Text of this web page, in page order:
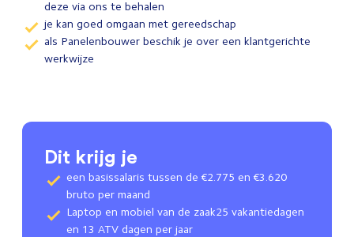
deze via ons te behalen
je kan goed omgaan met gereedschap
als Panelenbouwer beschik je over een klantgerichte
werkwijze
Dit krijg je
een basissalaris tussen de €2.775 en €3.620
bruto per maand
Laptop en mobiel van de zaak25 vakantiedagen
en 13 ATV dagen per jaar